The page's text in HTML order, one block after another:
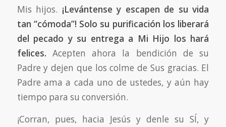
Mis hijos. ¡Levántense y escapen de su vida
tan “cómoda”! Solo su purificación los liberará
del pecado y su entrega a Mi Hijo los hará
felices. Acepten ahora la bendición de su
Padre y dejen que los colme de Sus gracias. El
Padre ama a cada uno de ustedes, y aún hay
tiempo para su conversión.
¡Corran, pues, hacia Jesús y denle su SÍ, y